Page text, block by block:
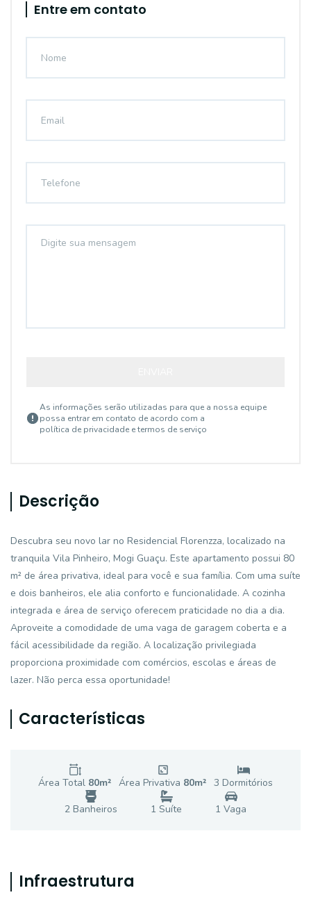
Entre em contato
As informações serão utilizadas para que a nossa equipe
possa entrar em contato de acordo com a
política de privacidade e termos de serviço
Descrição
Descubra seu novo lar no Residencial Florenzza, localizado na
tranquila Vila Pinheiro, Mogi Guaçu. Este apartamento possui 80
m² de área privativa, ideal para você e sua família. Com uma suíte
e dois banheiros, ele alia conforto e funcionalidade. A cozinha
integrada e área de serviço oferecem praticidade no dia a dia.
Aproveite a comodidade de uma vaga de garagem coberta e a
fácil acessibilidade da região. A localização privilegiada
proporciona proximidade com comércios, escolas e áreas de
lazer. Não perca essa oportunidade!
Características
Área Total 80m² Área Privativa 80m² 3 Dormitórios
2 Banheiros 1 Suíte 1 Vaga
Infraestrutura